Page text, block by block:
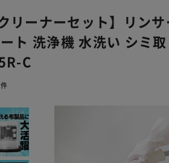
リーナーセット】リン
ト 洗浄機 水洗い シミ
C